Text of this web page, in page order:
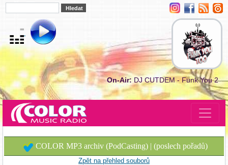
On-Air: DJ CUTDEM - Funk You 2
COLOR MP3 archiv (PodCasting) | (poslech pořadů)
Zpět na přehled souborů